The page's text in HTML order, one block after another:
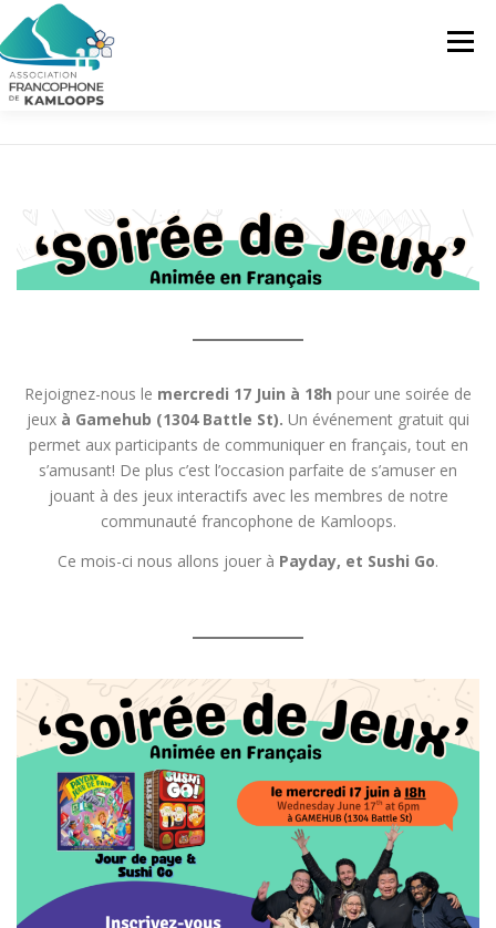
to
content
Menu
ACTIVITÉS PROJETS FRANCOPRENEURS
FR
EN
Rejoignez-nous le mercredi 17 Juin à 18h pour une soirée de
jeux à Gamehub (1304 Battle St). Un événement gratuit qui
permet aux participants de communiquer en français, tout en
s’amusant! De plus c’est l’occasion parfaite de s’amuser en
jouant à des jeux interactifs avec les membres de notre
communauté francophone de Kamloops.
Ce mois-ci nous allons jouer à Payday, et Sushi Go.